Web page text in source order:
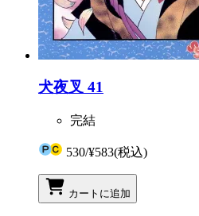
犬夜叉 41
完結
530/¥583(税込)
カートに追加